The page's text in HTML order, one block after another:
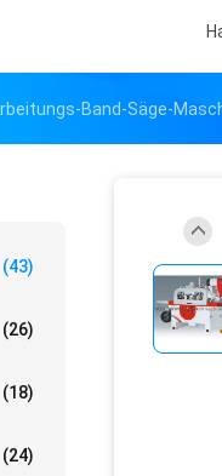
Band-Säge-
(43)
(26)
(18)
(24)